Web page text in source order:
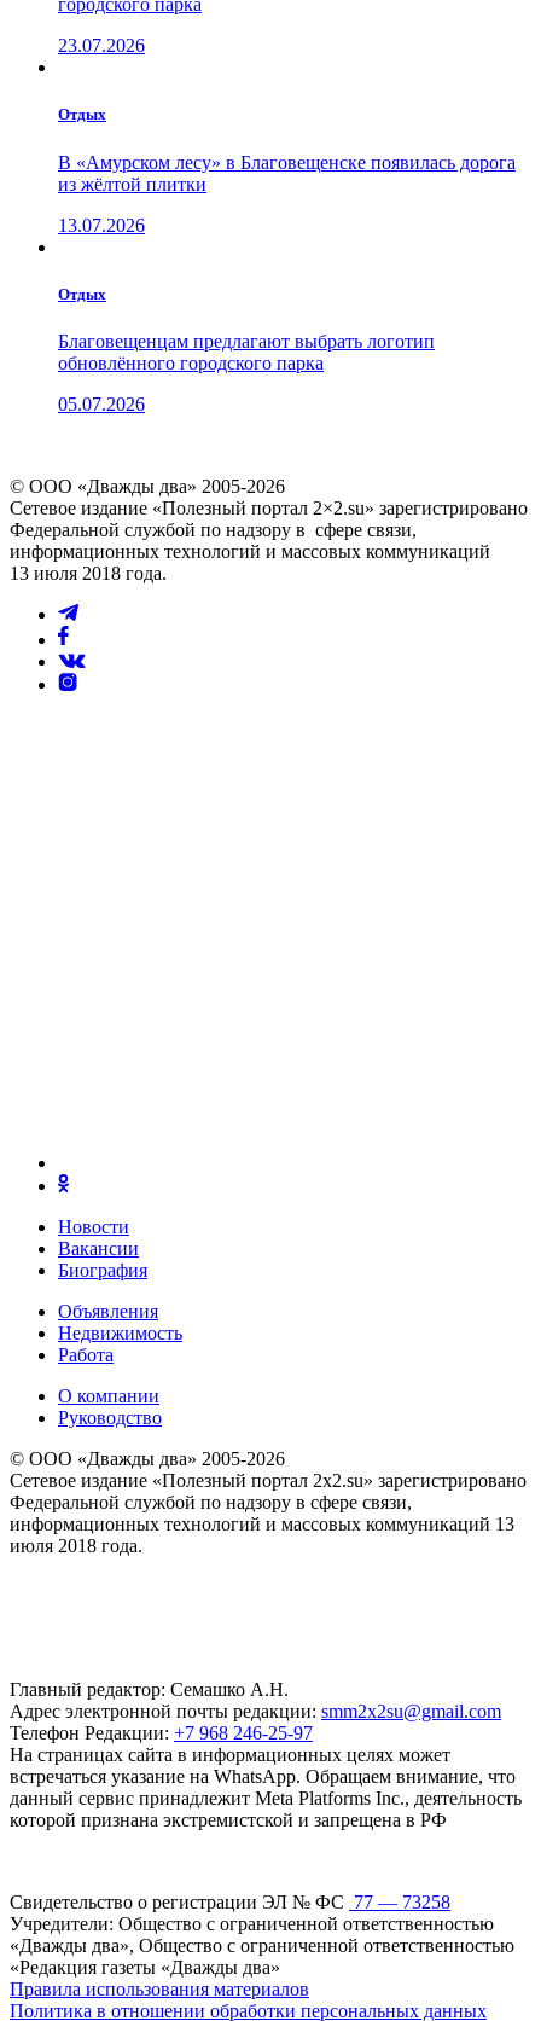
городского парка
23.07.2026
Отдых
В «Амурском лесу» в Благовещенске появилась дорога
из жёлтой плитки
13.07.2026
Отдых
Благовещенцам предлагают выбрать логотип
обновлённого городского парка
05.07.2026
© ООО «Дважды два» 2005-2026
Сетевое издание «Полезный портал 2×2.su» зарегистрировано
Федеральной службой по надзору в сфере связи,
информационных технологий и массовых коммуникаций
13 июля 2018 года.
Новости
Вакансии
Биография
Объявления
Недвижимость
Работа
О компании
Руководство
© ООО «Дважды два» 2005-2026
Сетевое издание «Полезный портал 2x2.su» зарегистрировано
Федеральной службой по надзору в сфере связи,
информационных технологий и массовых коммуникаций 13
июля 2018 года.
Главный редактор: Семашко А.Н.
Адрес электронной почты редакции: smm2x2su@gmail.com
Телефон Редакции: +7 968 246-25-97
На страницах сайта в информационных целях может
встречаться указание на WhatsApp. Обращаем внимание, что
данный сервис принадлежит Meta Platforms Inc., деятельность
которой признана экстремистской и запрещена в РФ
Свидетельство о регистрации ЭЛ № ФС 77 — 73258
Учредители: Общество с ограниченной ответственностью
«Дважды два», Общество с ограниченной ответственностью
«Редакция газеты «Дважды два»
Правила использования материалов
Политика в отношении обработки персональных данных